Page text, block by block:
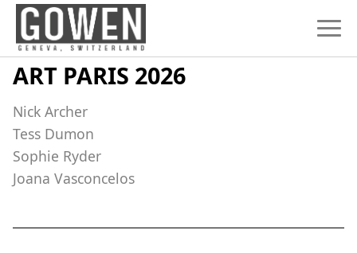
Skip to content
ART PARIS 2026
Nick Archer
Tess Dumon
Sophie Ryder
Joana Vasconcelos